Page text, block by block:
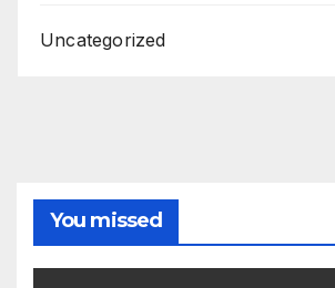
Uncategorized
You missed